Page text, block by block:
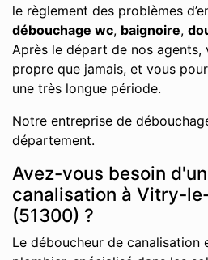
le règlement des problèmes
débouchage wc, baignoire,
Après le départ de nos agents,
propre que jamais, et vous
une très longue période.
Notre entreprise de
département.
Avez-vous besoin
canalisation à Vitry-
(51300) ?
Le déboucheur de canalisation